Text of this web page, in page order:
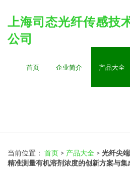
上海司态光纤传感技
公司
首页 企业简介 产品大全
当前位置： 首页 > 产品大全 > 光纤尖
精准测量有机溶剂浓度的创新方案与集